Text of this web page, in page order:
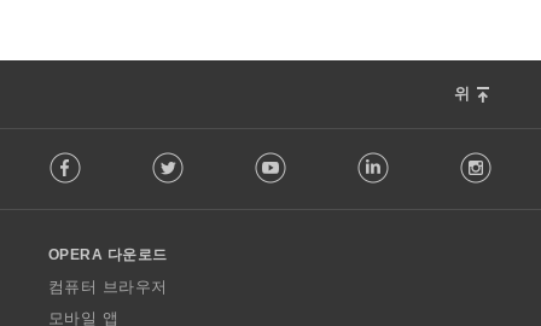
위
o
w
O
p
Facebook Twitter Youtube LinkedIn
OPERA 다운로드
컴퓨터 브라우저
모바일 앱